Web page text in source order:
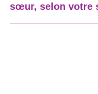
sœur, selon votre